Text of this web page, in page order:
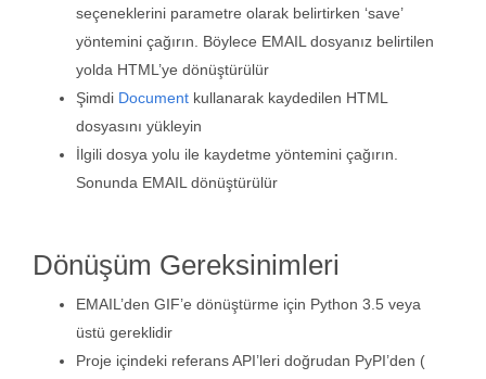
seçeneklerini parametre olarak belirtirken ‘save’
yöntemini çağırın. Böylece EMAIL dosyanız belirtilen
yolda HTML’ye dönüştürülür
Şimdi Document kullanarak kaydedilen HTML
dosyasını yükleyin
İlgili dosya yolu ile kaydetme yöntemini çağırın.
Sonunda EMAIL dönüştürülür
Dönüşüm Gereksinimleri
EMAIL’den GIF’e dönüştürme için Python 3.5 veya
üstü gereklidir
Proje içindeki referans API’leri doğrudan PyPI’den (